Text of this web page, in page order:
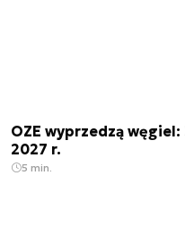
OZE wyprzedzą
2027 r.
5 min.